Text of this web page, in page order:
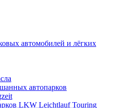
автомобилей и лёгких
автопарков
LKW Leichtlauf Touring